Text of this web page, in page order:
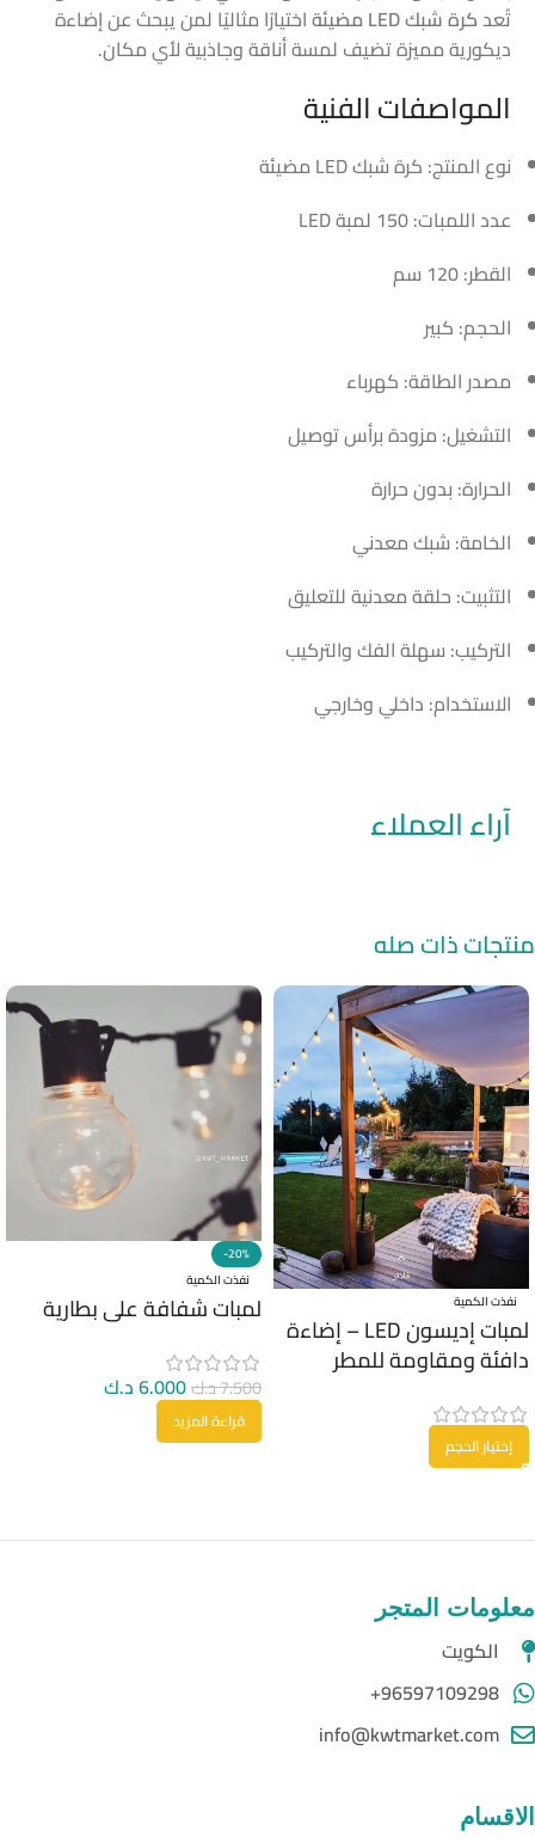
تُعدكرة شبك LED مضيئة
اختيارًا مثاليًا لمن يبحث عن إضاءة
ديكورية مميزة تضيف لمسة أناقة وجاذبية لأي مكان.
المواصفات الفنية
نوع المنتج: كرة شبك LED مضيئة
عدد اللمبات: 150 لمبة LED
القطر: 120 سم
الحجم: كبير
مصدر الطاقة: كهرباء
التشغيل: مزودة برأس توصيل
الحرارة: بدون حرارة
الخامة: شبك معدني
التثبيت: حلقة معدنية للتعليق
التركيب: سهلة الفك والتركيب
الاستخدام: داخلي وخارجي
آراء العملاء
منتجات ذات صله
نفذت الكمية
لمبات إديسون LED – إضاءة
دافئة ومقاومة للمطر
إختيار الحجم
-20%
نفذت الكمية
لمبات شفافة على بطارية
7.500د.ك6.000د.ك
قراءة المزيد
معلومات المتجر
الكويت
96597109298+
info@kwtmarket.com
الاقسام